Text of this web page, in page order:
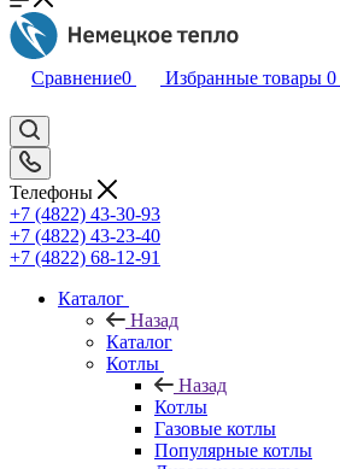
Сравнение0 Избранные товары 0
Телефоны
+7 (4822) 43-30-93
+7 (4822) 43-23-40
+7 (4822) 68-12-91
Каталог
Назад
Каталог
Котлы
Назад
Котлы
Газовые котлы
Популярные котлы